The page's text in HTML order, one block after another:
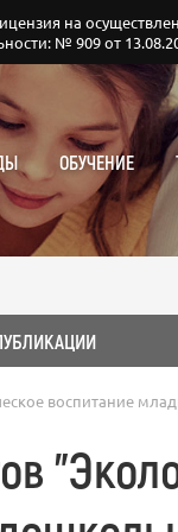
на
№ 909 от
ОБУЧЕНИЕ
воспитание